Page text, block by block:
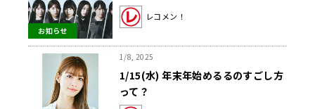
お知らせ
【矢吹奈子のレコメン！】
レコメン！
1/8, 2025
1/15(水) 年末年始めるるのすごし方
って？